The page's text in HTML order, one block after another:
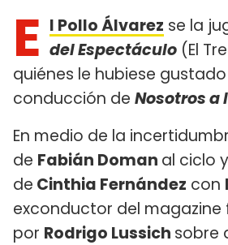
E l Pollo Álvarez se la
del Espectáculo (El
quiénes le hubiese
conducción de Nosotros a
En medio de la
de Fabián Doman al ciclo
de Cinthia Fernández con
exconductor del
por Rodrigo Lussich sobre